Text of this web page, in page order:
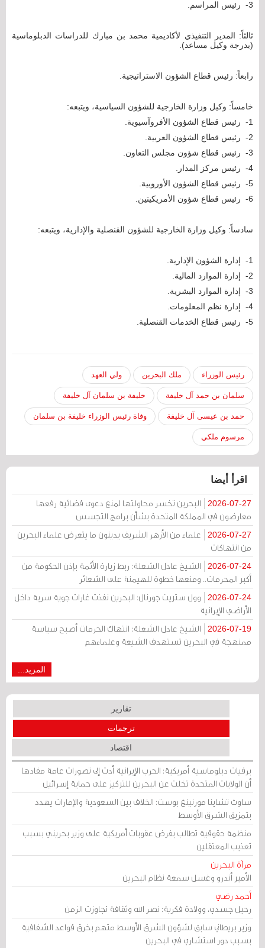
3- رئيس المراسم.
ثالثاً: المدير التنفيذي لأكاديمية محمد بن مبارك للدراسات الدبلوماسية
(بدرجة وكيل مساعد).
رابعاً: رئيس قطاع الشؤون الاستراتيجية.
خامساً: وكيل وزارة الخارجية للشؤون السياسية، ويتبعه:
1- رئيس قطاع الشؤون الأفروآسيوية.
2- رئيس قطاع الشؤون العربية.
3- رئيس قطاع شؤون مجلس التعاون.
4- رئيس مركز المدار.
5- رئيس قطاع الشؤون الأوروبية.
6- رئيس قطاع شؤون الأمريكيتين.
سادساً: وكيل وزارة الخارجية للشؤون القنصلية والإدارية، ويتبعه:
1- إدارة الشؤون الإدارية.
2- إدارة الموارد المالية.
3- إدارة الموارد البشرية.
4- إدارة نظم المعلومات.
5- رئيس قطاع الخدمات القنصلية.
رئيس الوزراء ملك البحرين ولي العهد
سلمان بن حمد آل خليفة خليفة بن سلمان آل خليفة
حمد بن عيسى آل خليفة وفاة رئيس الوزراء خليفة بن سلمان
مرسوم ملكي
اقرأ أيضا
2026-07-27
البحرين تخسر محاولتها لمنع دعوى قضائية رفعها
معارضون في المملكة المتحدة بشأن برامج التجسس
2026-07-27
علماء من الأزهر الشريف يدينون ما يتعرض علماء البحرين
من انتهاكات
2026-07-24
الشيخ عادل الشعلة: ربط زيارة الأئمة بإذن الحكومة من
أكبر المحرمات.. ومنعها خطوة للهيمنة على الشعائر
2026-07-24
وول ستريت جورنال: البحرين نفذت غارات جوية سرية داخل
الأراضي الإيرانية
2026-07-19
الشيخ عادل الشعلة: انتهاك الحرمات أصبح سياسة
ممنهجة في البحرين تستهدف الشيعة وعلماءهم
المزيد...
تقارير
ترجمات
اقتصاد
برقيات دبلوماسية أمريكية: الحرب الإيرانية أدت إلى تصورات عامة مفادها
أن الولايات المتحدة تخلت عن البحرين للتركيز على حماية إسرائيل
ساوث تشاينا مورنينغ بوست: الخلاف بين السعودية والإمارات يهدد
بتمزيق الشرق الأوسط
منظمة حقوقية تطالب بفرض عقوبات أمريكية على وزير بحريني بسبب
تعذيب المعتقلين
مرآة البحرين
الأمير أندرو وغسل سمعة نظام البحرين
أحمد رضي
رحيل جسدي، وولادة فكرية: نصر الله وثقافة تجاوزت الزمن
وزير بريطاني سابق لشؤون الشرق الأوسط متهم بخرق قواعد الشفافية
بسبب دور استشاري في البحرين